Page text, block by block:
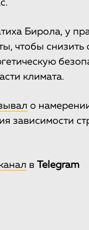
Бирола, у
чтобы
климата.
о
зависимости
в Telegram